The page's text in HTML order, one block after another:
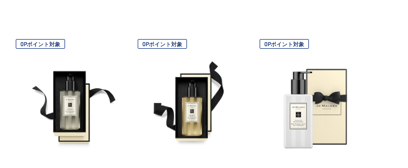
OPポイント対象 OPポイント対象 OPポイント対象